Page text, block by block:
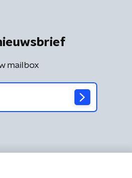
mailbox